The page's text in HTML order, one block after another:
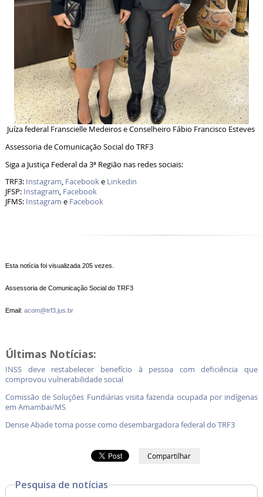
Juíza federal Franscielle Medeiros e Conselheiro Fábio Francisco Esteves
Assessoria de Comunicação Social do TRF3
Siga a Justiça Federal da 3ª Região nas redes sociais:
TRF3: Instagram, Facebooke Linkedin
JFSP: Instagram, Facebook
JFMS: Instagram e Facebook
Esta notícia foi visualizada 205 vezes.
Assessoria de Comunicação Social do TRF3
Email: acom@trf3.jus.br
Últimas Notícias:
INSS deve restabelecer benefício à pessoa com deficiência que
comprovou vulnerabilidade social
Comissão de Soluções Fundiárias visita fazenda ocupada por indígenas
em Amambai/MS
Denise Abade toma posse como desembargadora federal do TRF3
Compartilhar
Pesquisa de notícias